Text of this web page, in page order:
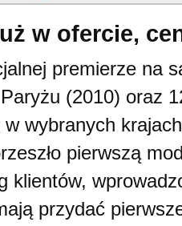
w ofercie,
premierze na
(2010) oraz
wybranych
pierwszą
klientów,
przydać